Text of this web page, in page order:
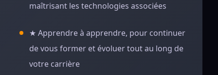
maîtrisant les technologies associées
★ Apprendre à apprendre, pour continuer
de vous former et évoluer tout au long de
votre carrière